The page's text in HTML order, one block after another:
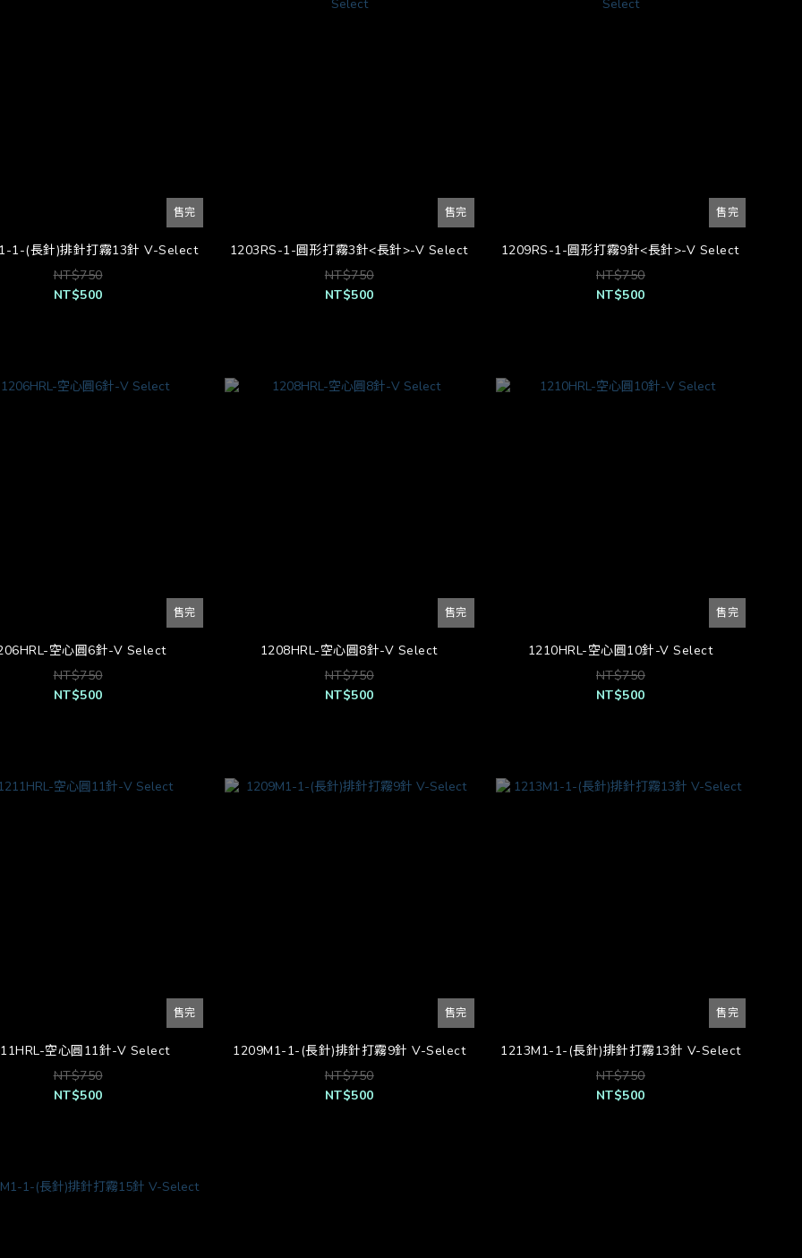
售完
1-(長針)排針打霧13針 V-Select
NT$750
NT$500
售完
1203RS-1-圓形打霧3針<長針>-V Select
NT$750
NT$500
售完
1209RS-1-圓形打霧9針<長針>-V Select
NT$750
NT$500
售完
空心圓6針-V Select
NT$750
NT$500
售完
1208HRL-空心圓8針-V Select
NT$750
NT$500
售完
1210HRL-空心圓10針-V Select
NT$750
NT$500
售完
空心圓11針-V Select
NT$750
NT$500
售完
1209M1-1-(長針)排針打霧9針 V-Select
NT$750
NT$500
售完
1213M1-1-(長針)排針打霧13針 V-Select
NT$750
NT$500